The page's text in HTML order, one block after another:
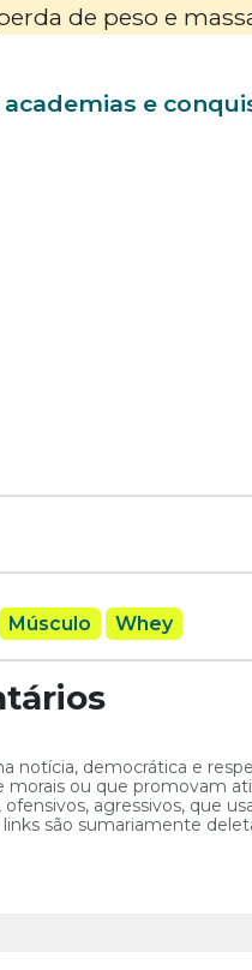
de peso e
e
Músculo Whey
notícia, democrática e
ou que promovam
agressivos, que
são sumariamente